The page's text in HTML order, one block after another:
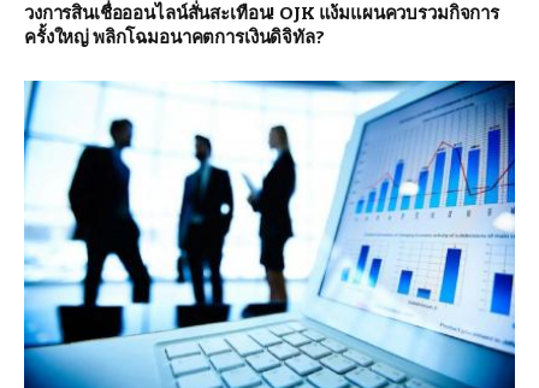
วงการสินเชื่อออนไลน์สั่นสะเทือน! OJK แง้มแผนควบรวมกิจการ
ครั้งใหญ่ พลิกโฉมอนาคตการเงินดิจิทัล?